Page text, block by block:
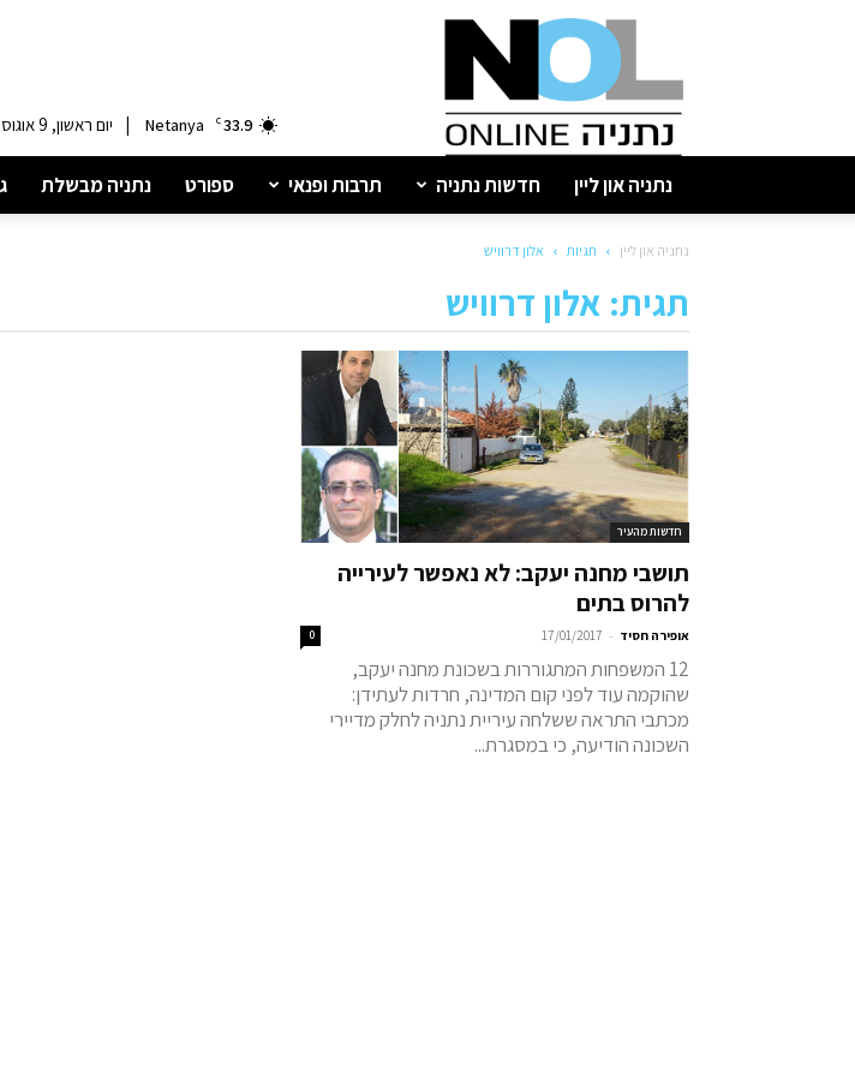
נתניה
33.9
C
Netanya
| יום ראשון, 9 אוגוסט, 2026
נתניה און ליין חדשות נתניה תרבות ופנאי ספורט נתניה מבשלת
נתניה און ליין תגיות אלון דרוויש
תגית: אלון דרוויש
חדשות מהעיר
תושבי מחנה יעקב: לא נאפשר לעירייה
להרוס בתים
אופירה חסיד -
17/01/2017
0
12 המשפחות המתגוררות בשכונת מחנה יעקב,
שהוקמה עוד לפני קום המדינה, חרדות לעתידן:
מכתבי התראה ששלחה עיריית נתניה לחלק מדיירי
השכונה הודיעה, כי במסגרת...